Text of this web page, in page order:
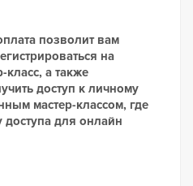
позволит вам
на
а также
доступ к личному
мастер-классом, где
доступа для онлайн